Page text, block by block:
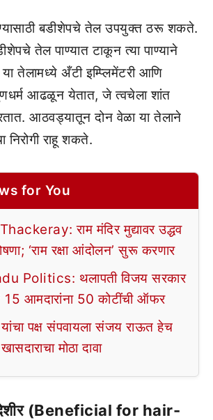
बडीशेपचे तेल उपयुक्त ठरू शकते.
तेल पाण्यात टाकून त्या पाण्याने
तेलामध्ये अँटी इम्प्लिमेंटरी आणि
आढळून येतात, जे त्वचेला शांत
आठवड्यातून दोन वेळा या तेलाने
निरोगी राहू शकते.
for You
राम मंदिर मुद्यावर उद्धव
‘राम रक्षा आंदोलन’ सुरू करणार
Politics: थलापती विजय सरकार
15 आमदारांना 50 कोटींची ऑफर
पक्ष संपवायला संजय राऊत हेच
मोठा दावा
(Beneficial for hair-